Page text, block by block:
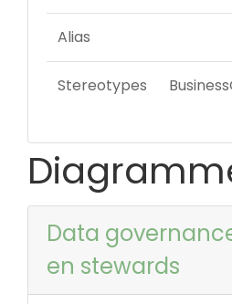
Alias
Stereotypes
Data
en stewards